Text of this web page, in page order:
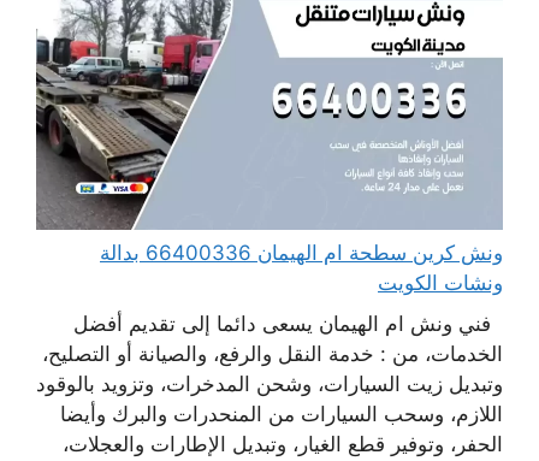
ونش كرين سطحة ام الهيمان 66400336 بدالة
ونشات الكويت
فني ونش ام الهيمان يسعى دائما إلى تقديم أفضل
الخدمات، من : خدمة النقل والرفع، والصيانة أو التصليح،
وتبديل زيت السيارات، وشحن المدخرات، وتزويد بالوقود
اللازم، وسحب السيارات من المنحدرات والبرك وأيضا
الحفر، وتوفير قطع الغيار، وتبديل الإطارات والعجلات،